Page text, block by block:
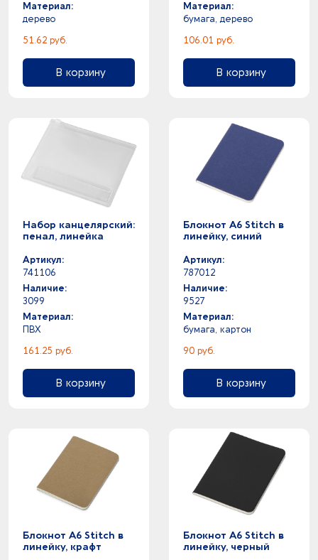
Материал:
дерево
51.62 руб.
В корзину
Материал:
бумага, дерево
106.01 руб.
В корзину
Набор канцелярский:
пенал, линейка
Артикул:
741106
Наличие:
3099
Материал:
ПВХ
161.25 руб.
В корзину
Блокнот A6 Stitch в
линейку, синий
Артикул:
787012
Наличие:
9527
Материал:
бумага, картон
90 руб.
В корзину
Блокнот A6 Stitch в
линейку, крафт
Блокнот A6 Stitch в
линейку, черный